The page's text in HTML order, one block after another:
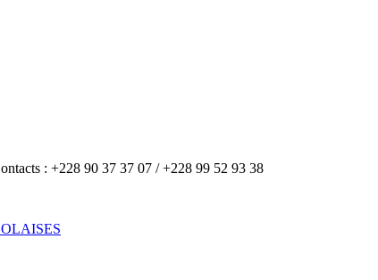
: +228 90 37 37 07 / +228 99 52 93 38